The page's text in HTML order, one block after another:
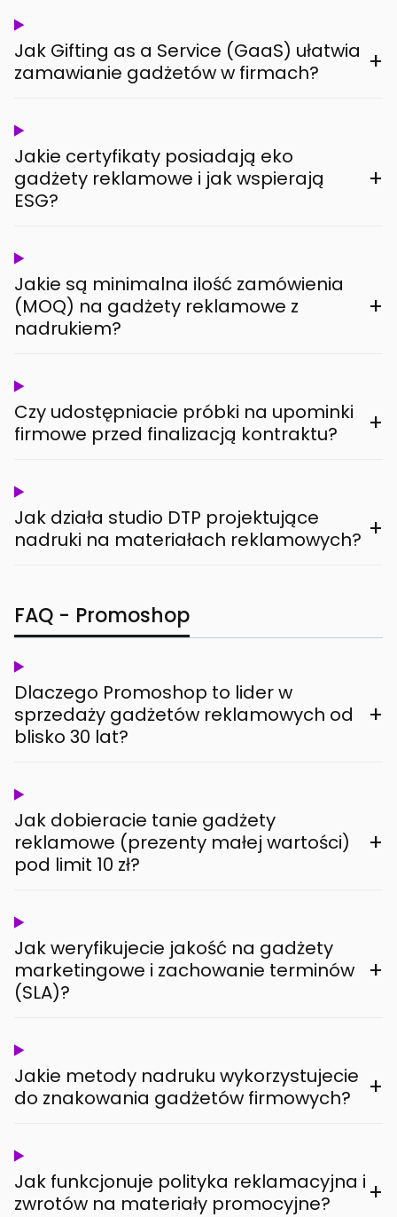
Jak Gifting as a Service (GaaS) ułatwia
zamawianie gadżetów w firmach?
+
Jakie certyfikaty posiadają eko
gadżety reklamowe i jak wspierają
ESG?
+
Jakie są minimalna ilość zamówienia
(MOQ) na gadżety reklamowe z
nadrukiem?
+
Czy udostępniacie próbki na upominki
firmowe przed finalizacją kontraktu?
+
Jak działa studio DTP projektujące
nadruki na materiałach reklamowych? +
FAQ - Promoshop
Dlaczego Promoshop to lider w
sprzedaży gadżetów reklamowych od
blisko 30 lat?
+
Jak dobieracie tanie gadżety
reklamowe (prezenty małej wartości)
pod limit 10 zł?
+
Jak weryfikujecie jakość na gadżety
marketingowe i zachowanie terminów
(SLA)?
+
Jakie metody nadruku wykorzystujecie
do znakowania gadżetów firmowych?
+
Jak funkcjonuje polityka reklamacyjna i
zwrotów na materiały promocyjne?
+